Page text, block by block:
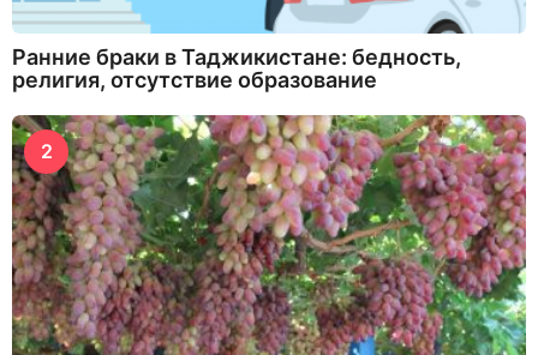
Ранние браки в Таджикистане: бедность,
религия, отсутствие образование
2